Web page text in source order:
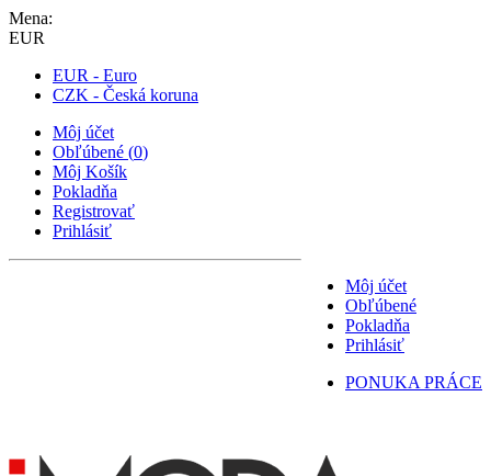
Mena:
EUR
EUR - Euro
CZK - Česká koruna
Môj účet
Obľúbené (0)
Môj Košík
Pokladňa
Registrovať
Prihlásiť
Môj účet
Obľúbené
Pokladňa
Prihlásiť
PONUKA PRÁCE